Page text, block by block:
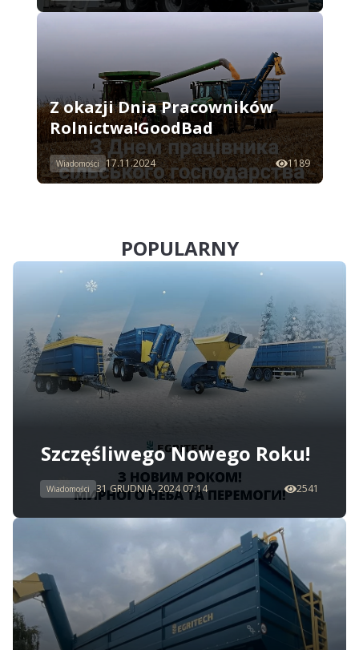
Z okazji Dnia Pracowników
Rolnictwa!GoodBad
Wiadomości 17.11.2024 1189
POPULARNY
Szczęśliwego Nowego Roku!
Wiadomości 31 GRUDNIA, 2024 07:14 2541